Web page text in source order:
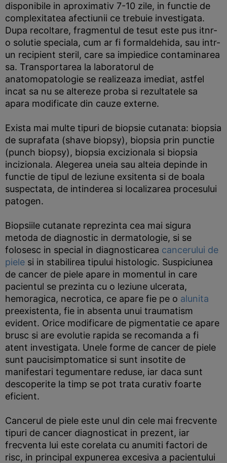
disponibile in aproximativ 7-10 zile, in functie de
complexitatea afectiunii ce trebuie investigata.
Dupa recoltare, fragmentul de tesut este pus itnr-
o solutie speciala, cum ar fi formaldehida, sau intr-
un recipient steril, care sa impiedice contaminarea
sa. Transportarea la laboratorul de
anatomopatologie se realizeaza imediat, astfel
incat sa nu se altereze proba si rezultatele sa
apara modificate din cauze externe.
Exista mai multe tipuri de biopsie cutanata: biopsia
de suprafata (shave biopsy), biopsia prin punctie
(punch biopsy), biopsia excizionala si biopsia
incizionala. Alegerea uneia sau alteia depinde in
functie de tipul de leziune exsitenta si de boala
suspectata, de intinderea si localizarea procesului
patogen.
Biopsiile cutanate reprezinta cea mai sigura
metoda de diagnostic in dermatologie, si se
folosesc in special in diagnosticarea cancerului de
piele si in stabilirea tipului histologic. Suspiciunea
de cancer de piele apare in momentul in care
pacientul se prezinta cu o leziune ulcerata,
hemoragica, necrotica, ce apare fie pe o alunita
preexistenta, fie in absenta unui traumatism
evident. Orice modificare de pigmentatie ce apare
brusc si are evolutie rapida se recomanda a fi
atent investigata. Unele forme de cancer de piele
sunt paucisimptomatice si sunt insotite de
manifestari tegumentare reduse, iar daca sunt
descoperite la timp se pot trata curativ foarte
eficient.
Cancerul de piele este unul din cele mai frecvente
tipuri de cancer diagnosticat in prezent, iar
frecventa lui este corelata cu anumiti factori de
risc, in principal expunerea excesiva a pacientului